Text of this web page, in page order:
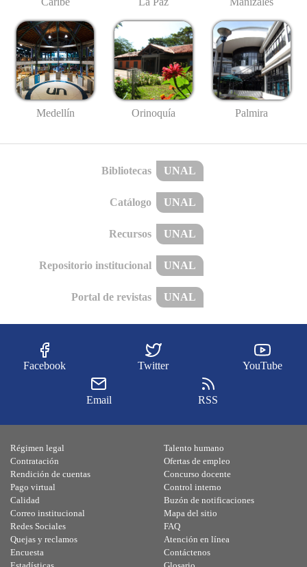
Medellín Orinoquía Palmira
Bibliotecas UNAL
Catálogo UNAL
Recursos UNAL
Repositorio institucional UNAL
Portal de revistas UNAL
Facebook Twitter YouTube
Email RSS
Régimen legal
Contratación
Rendición de cuentas
Pago virtual
Calidad
Talento humano
Ofertas de empleo
Concurso docente
Control interno
Buzón de notificaciones
Correo institucional
Redes Sociales
Quejas y reclamos
Encuesta
Mapa del sitio
FAQ
Atención en línea
Contáctenos